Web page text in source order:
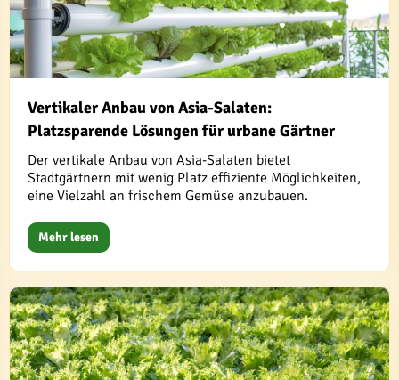
Vertikaler Anbau von Asia-Salaten:
Platzsparende Lösungen für urbane Gärtner
Der vertikale Anbau von Asia-Salaten bietet
Stadtgärtnern mit wenig Platz effiziente Möglichkeiten,
eine Vielzahl an frischem Gemüse anzubauen.
Mehr lesen